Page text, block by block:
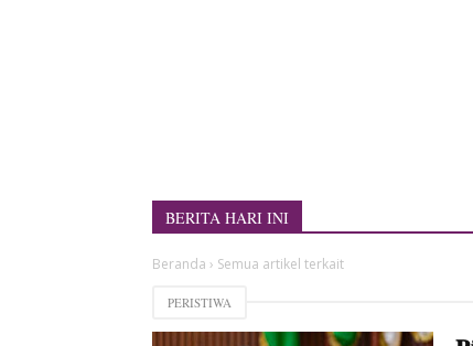
BERITA HARI INI
Beranda › Semua artikel terkait
PERISTIWA